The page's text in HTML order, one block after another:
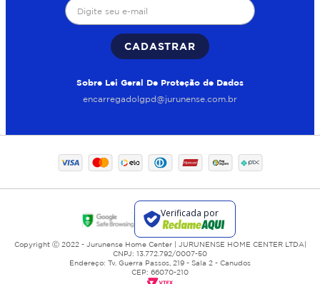
CADASTRAR
Sobre Lei Geral De Proteção de Dados
encarregadolgpd@jurunense.com.br
Copyright Ⓒ 2022 - Jurunense Home Center | JURUNENSE HOME CENTER LTDA|
CNPJ: 13.772.792/0007-50
Endereço: Tv. Guerra Passos, 219 - Sala 2 - Canudos
CEP: 66070-210